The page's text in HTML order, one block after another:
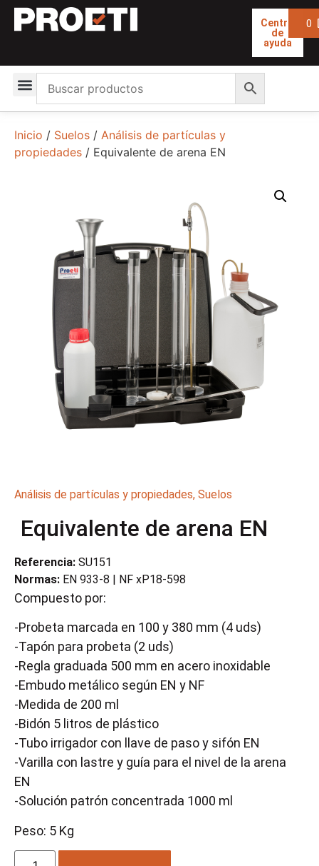
Centro
de
ayuda
0
Inicio / Suelos / Análisis de partículas y
propiedades / Equivalente de arena EN
Análisis de partículas y propiedades, Suelos
Equivalente de arena EN
Referencia: SU151
Normas: EN 933-8 | NF xP18-598
Compuesto por:
-Probeta marcada en 100 y 380 mm (4 uds)
-Tapón para probeta (2 uds)
-Regla graduada 500 mm en acero inoxidable
-Embudo metálico según EN y NF
-Medida de 200 ml
-Bidón 5 litros de plástico
-Tubo irrigador con llave de paso y sifón EN
-Varilla con lastre y guía para el nivel de la arena
EN
-Solución patrón concentrada 1000 ml
Peso: 5 Kg